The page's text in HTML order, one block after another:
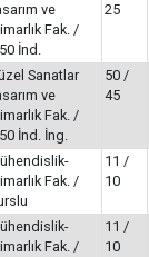
ve
Fak. /
İnd.
25
Sanatlar
ve
Fak. /
İnd. İng.
50 /
45
Fak. /
11 /
10
Fak. /
11 /
10